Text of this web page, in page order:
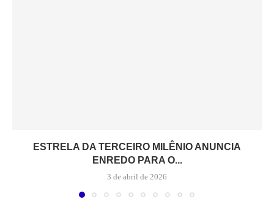
ESTRELA DA TERCEIRO MILÊNIO ANUNCIA
ENREDO PARA O...
3 de abril de 2026